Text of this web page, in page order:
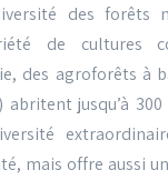
des forêts
de cultures
des agroforêts à
jusqu’à 300
mais offre aussi